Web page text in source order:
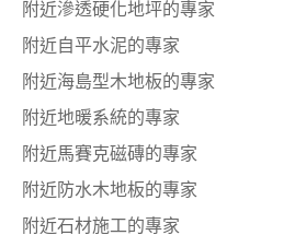
附近滲透硬化地坪的專家
附近自平水泥的專家
附近海島型木地板的專家
附近地暖系統的專家
附近馬賽克磁磚的專家
附近防水木地板的專家
附近石材施工的專家